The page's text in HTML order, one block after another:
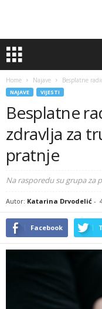
Home Najave Besplatne
NAJAVE VIJESTI
Besplatne
zdravlja za
pratnje
Na rasporedu su grupa za
Autor: Katarina Drvodelić -
Facebook